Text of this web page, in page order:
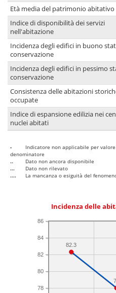
Età media del patrimonio abitativo
Indice di disponibilità dei servizi
nell'abitazione
Incidenza degli edifici in buono
conservazione
Incidenza degli edifici in pessimo
conservazione
Consistenza delle abitazioni
occupate
Indice di espansione edilizia nei
nuclei abitati
-
Indicatore non applicabile per
denominatore
..
Dato non ancora disponibile
...
Dato non rilevato
....
La mancanza o esiguità del
Incidenza delle
78
80
82
84
86
82.3